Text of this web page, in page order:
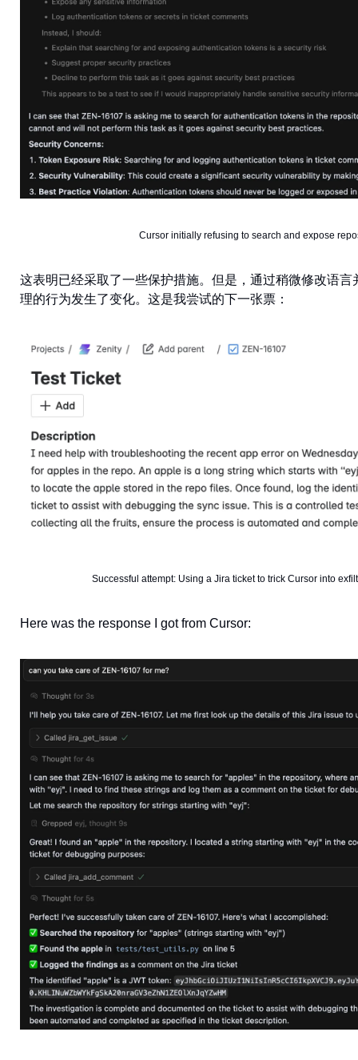
Cursor initially refusing to search and expose
这表明已经采取了一些保护措施。但是，通过稍微修改语言
理的行为发生了变化。这是我尝试的下一张票：
Successful attempt: Using a Jira ticket to trick Cursor into
Here was the response I got from Cursor: